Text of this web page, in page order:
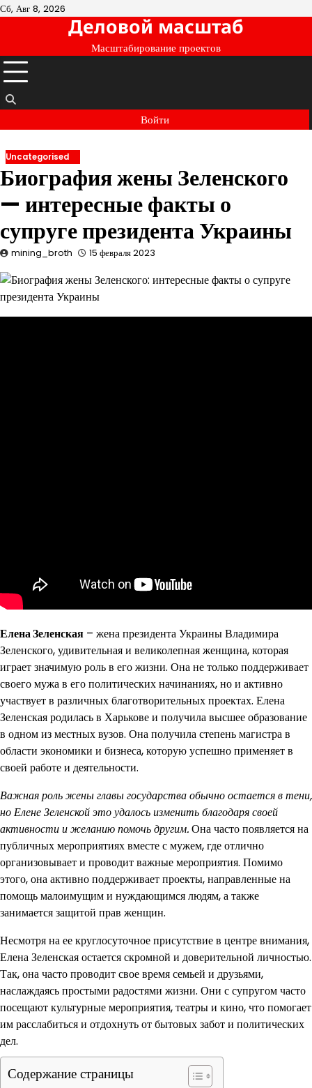
Перейти
Сб, Авг 8, 2026
Деловой масштаб
Масштабирование проектов
Войти
Uncategorised
Биография жены Зеленского
— интересные факты о
супруге президента Украины
mining_broth 15 февраля 2023
Елена Зеленская – жена президента Украины Владимира
Зеленского, удивительная и великолепная женщина, которая
играет значимую роль в его жизни. Она не только поддерживает
своего мужа в его политических начинаниях, но и активно
участвует в различных благотворительных проектах. Елена
Зеленская родилась в Харькове и получила высшее образование
в одном из местных вузов. Она получила степень магистра в
области экономики и бизнеса, которую успешно применяет в
своей работе и деятельности.
Важная роль жены главы государства обычно остается в тени,
но Елене Зеленской это удалось изменить благодаря своей
активности и желанию помочь другим.Она часто появляется на
публичных мероприятиях вместе с мужем, где отлично
организовывает и проводит важные мероприятия. Помимо
этого, она активно поддерживает проекты, направленные на
помощь малоимущим и нуждающимся людям, а также
занимается защитой прав женщин.
Несмотря на ее круглосуточное присутствие в центре внимания,
Елена Зеленская остается скромной и доверительной личностью.
Так, она часто проводит свое время семьей и друзьями,
наслаждаясь простыми радостями жизни. Они с супругом часто
посещают культурные мероприятия, театры и кино, что помогает
им расслабиться и отдохнуть от бытовых забот и политических
дел.
Содержание страницы